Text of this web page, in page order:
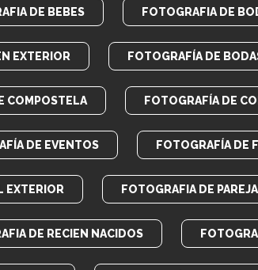
DE BEBES FOTOGRAFIA DE
EXTERIOR FOTOGRAFÍA DE
COMPOSTELA FOTOGRAFÍA DE
DE EVENTOS FOTOGRAFÍA DE
EXTERIOR FOTOGRAFIA DE PAREJA
DE RECIEN NACIDOS